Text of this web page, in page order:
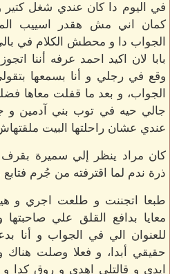
في اليوم دا كان عندي شغل كتير
كمان اني مش هقدر اسييب
الجواب دا و محطش الكلام في
بابا لان اكيد احمد عرفه أننا
وقع في رجلي و أنا بسمعها
الجواب، و بعد ما قفلت معاها
جالي حيه في توب بني آدمين و
عندي عشان راحلتها البيت
كان مراد ينظر إلي سميرة
ذرة ندم لما اقترفته من جُرم
طبعا اتجننت و طلعت اجري و
معايا بدافع القلق علي
للعنوان الي في الجواب و أنا
حقيقي أبدا، و فعلا وصلت
ايدي و قالتلي اهدي و روق